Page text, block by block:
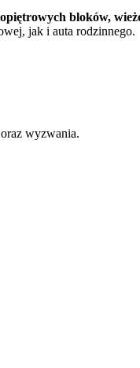
bloków,
jak i auta rodzinnego.
wyzwania.